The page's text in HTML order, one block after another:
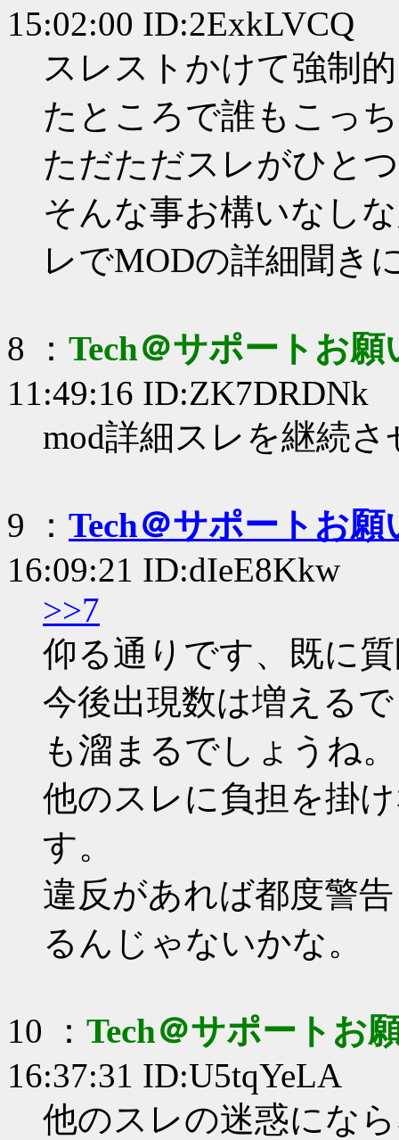
15:02:00 ID:2ExkLVCQ
スレストかけて強制
たところで誰もこっ
ただただスレがひと
そんな事お構いなし
レでMODの詳細聞き
8 ： Tech＠サポートお
11:49:16 ID:ZK7DRDNk
mod詳細スレを継続
9 ： Tech＠サポートお
16:09:21 ID:dIeE8Kkw
>>7
仰る通りです、既に
今後出現数は増える
も溜まるでしょうね。
他のスレに負担を掛
す。
違反があれば都度警
るんじゃないかな。
10 ： Tech＠サポートお
16:37:31 ID:U5tqYeLA
他のスレの迷惑にな